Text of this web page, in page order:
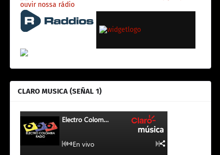
CLARO MUSICA (SEÑAL 1)